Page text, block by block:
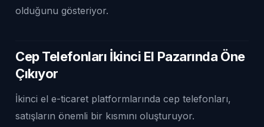
olduğunu gösteriyor.
Cep Telefonları İkinci El Pazarında Öne
Çıkıyor
İkinci el e-ticaret platformlarında cep telefonları,
satışların önemli bir kısmını oluşturuyor.